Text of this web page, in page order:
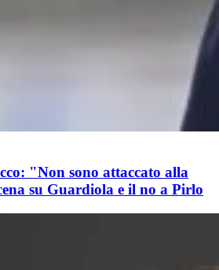
"Non sono attaccato alla
su Guardiola e il no a Pirlo